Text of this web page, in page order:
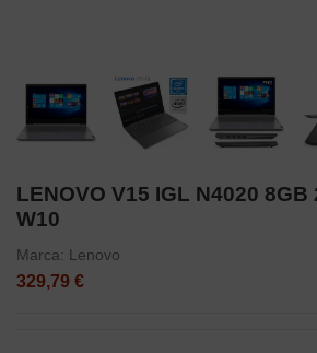
LENOVO V15 IGL N4020 8GB
W10
Marca: Lenovo
329,79 €